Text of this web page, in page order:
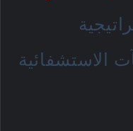
الاستشفائية